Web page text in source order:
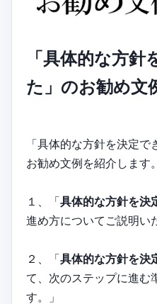
「具体的な方
た」のお勧め文
「具体的な方針を決定で
お勧め文例を紹介します。
１、「具体的な方針を決
進め方についてご説明い
２、「具体的な方針を決
て、次のステップに進む
す。」